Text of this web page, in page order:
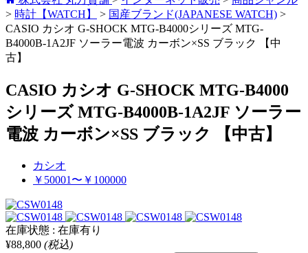
> 時計【WATCH】 > 国産ブランド(JAPANESE WATCH) >
CASIO カシオ G-SHOCK MTG-B4000シリーズ MTG-
B4000B-1A2JF ソーラー電波 カーボン×SS ブラック 【中
古】
CASIO カシオ G-SHOCK MTG-B4000
シリーズ MTG-B4000B-1A2JF ソーラー
電波 カーボン×SS ブラック 【中古】
カシオ
￥50001〜￥100000
在庫状態 : 在庫有り
¥88,800 (税込)